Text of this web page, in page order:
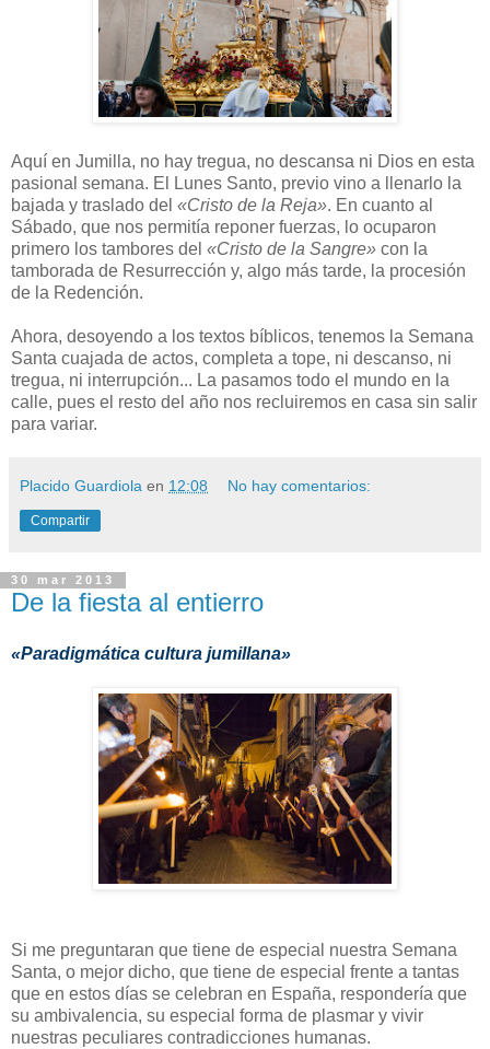
Aquí en Jumilla, no hay tregua, no descansa ni Dios en esta
pasional semana. El Lunes Santo, previo vino a llenarlo la
bajada y traslado del «Cristo de la Reja». En cuanto al
Sábado, que nos permitía reponer fuerzas, lo ocuparon
primero los tambores del «Cristo de la Sangre» con la
tamborada de Resurrección y, algo más tarde, la procesión
de la Redención.
Ahora, desoyendo a los textos bíblicos, tenemos la Semana
Santa cuajada de actos, completa a tope, ni descanso, ni
tregua, ni interrupción... La pasamos todo el mundo en la
calle, pues el resto del año nos recluiremos en casa sin salir
para variar.
Placido Guardiola en 12:08 No hay comentarios:
Compartir
30 mar 2013
De la fiesta al entierro
«Paradigmática cultura jumillana»
Si me preguntaran que tiene de especial nuestra Semana
Santa, o mejor dicho, que tiene de especial frente a tantas
que en estos días se celebran en España, respondería que
su ambivalencia, su especial forma de plasmar y vivir
nuestras peculiares contradicciones humanas.